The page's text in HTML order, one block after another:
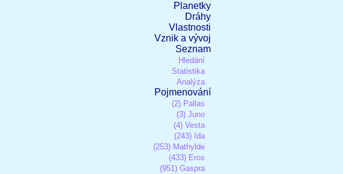
Planetky
Dráhy
Vlastnosti
Vznik a vývoj
Seznam
Hledání
Statistika
Analýza
Pojmenování
(2) Pallas
(3) Juno
(4) Vesta
(243) Ida
(253) Mathylde
(433) Eros
(951) Gaspra